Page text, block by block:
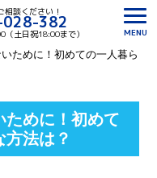
相談ください！
382
土日祝18:00まで）
MENU
ために！初めての一人暮ら
ために！初めて
法は？